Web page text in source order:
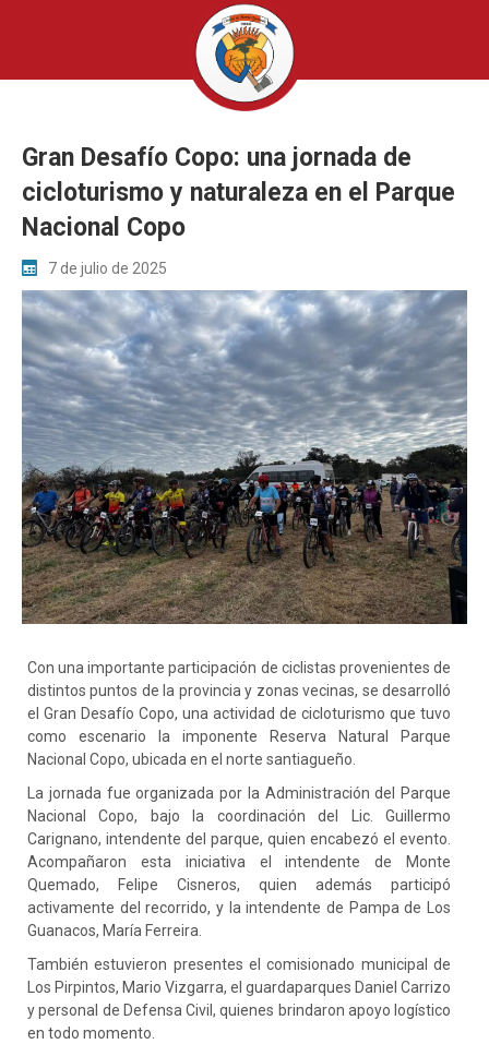
Gran Desafío Copo: una jornada de
cicloturismo y naturaleza en el Parque
Nacional Copo
7 de julio de 2025
Con una importante participación de ciclistas provenientes de
distintos puntos de la provincia y zonas vecinas, se desarrolló
el Gran Desafío Copo, una actividad de cicloturismo que tuvo
como escenario la imponente Reserva Natural Parque
Nacional Copo, ubicada en el norte santiagueño.
La jornada fue organizada por la Administración del Parque
Nacional Copo, bajo la coordinación del Lic. Guillermo
Carignano, intendente del parque, quien encabezó el evento.
Acompañaron esta iniciativa el intendente de Monte
Quemado, Felipe Cisneros, quien además participó
activamente del recorrido, y la intendente de Pampa de Los
Guanacos, María Ferreira.
También estuvieron presentes el comisionado municipal de
Los Pirpintos, Mario Vizgarra, el guardaparques Daniel Carrizo
y personal de Defensa Civil, quienes brindaron apoyo logístico
en todo momento.